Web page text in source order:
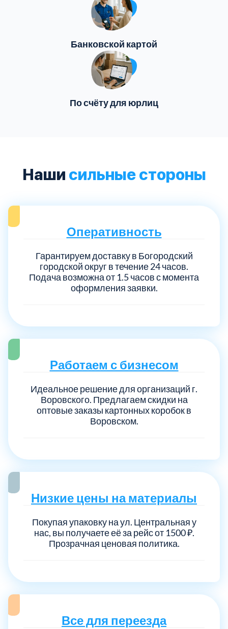
Банковской картой
По счёту для юрлиц
Наши сильные стороны
Оперативность
Гарантируем доставку в Богородский
городской округ в течение 24 часов.
Подача возможна от 1.5 часов с момента
оформления заявки.
Работаем с бизнесом
Идеальное решение для организаций г.
Воровского. Предлагаем скидки на
оптовые заказы картонных коробок в
Воровском.
Низкие цены на материалы
Покупая упаковку на ул. Центральная у
нас, вы получаете её за рейс от 1500 ₽.
Прозрачная ценовая политика.
Все для переезда